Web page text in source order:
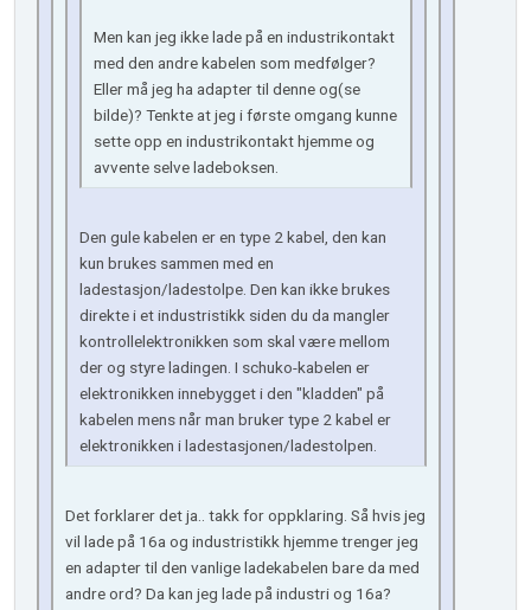
Men kan jeg ikke lade på en industrikontakt
med den andre kabelen som medfølger?
Eller må jeg ha adapter til denne og(se
bilde)? Tenkte at jeg i første omgang kunne
sette opp en industrikontakt hjemme og
avvente selve ladeboksen.
Den gule kabelen er en type 2 kabel, den kan
kun brukes sammen med en
ladestasjon/ladestolpe. Den kan ikke brukes
direkte i et industristikk siden du da mangler
kontrollelektronikken som skal være mellom
der og styre ladingen. I schuko-kabelen er
elektronikken innebygget i den "kladden" på
kabelen mens når man bruker type 2 kabel er
elektronikken i ladestasjonen/ladestolpen.
Det forklarer det ja.. takk for oppklaring. Så hvis jeg
vil lade på 16a og industristikk hjemme trenger jeg
en adapter til den vanlige ladekabelen bare da med
andre ord? Da kan jeg lade på industri og 16a?